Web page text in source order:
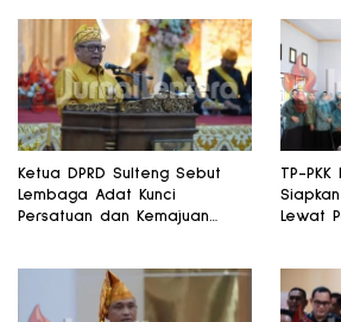
Ketua DPRD Sulteng Sebut
Lembaga Adat Kunci
Persatuan dan Kemajuan
TP-
Lewat